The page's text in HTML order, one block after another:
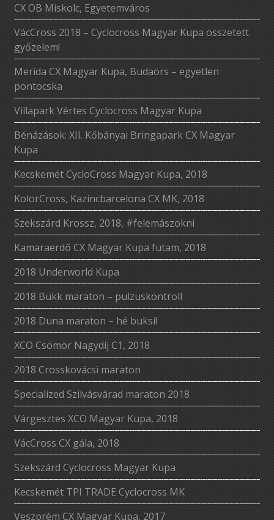
CX OB Miskolc, Egyetemváros
VácCross 2018 – Cyclocross Magyar Kupa összetett
győzelem!
Merida CX Magyar Kupa, Budaörs – egyetlen
pontocska
Villapark Vértes Cyclocross Magyar Kupa
Bénázások: XII. Kőbányai Bringapark CX Magyar
Kupa
Kecskemét CycloCross Magyar Kupa, 2018
KolorCross, Kazincbarcelona CX MK, 2018
Szekszárd Krossz, 2018, #felemászokni
Kamaraerdő CX Magyar Kupa futam, 2018
2018 Underworld Kupa
2018 Bükk maraton – pulzuskontroll
2018 Duna maraton – hé buksi!
XCO Csömör Nagydíj C1, 2018
2018 Crosskovácsi maraton
Specialized Szilvásvárad maraton 2018
Várgesztes XCO Magyar Kupa, 2018
VácCross CX gála, 2018
Szekszárd Cyclocross Magyar Kupa
Kecskemét TPI TRADE Cyclocross MK
Veszprém CX Magyar Kupa, 2017